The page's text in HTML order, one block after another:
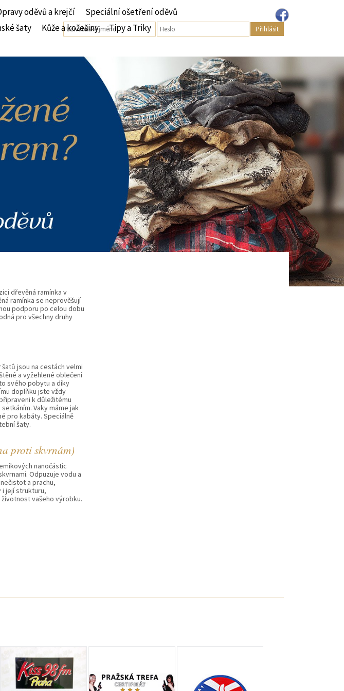
oděvů a krejčí
Speciální ošetření oděvů
šaty Kůže a kožešiny Tipy a Triky
dřevěná ramínka v
ramínka se neprověšují
podporu po celou dobu
pro všechny druhy
šatů jsou na cestách velmi
a vyžehlené oblečení
svého pobytu a díky
doplňku jste vždy
k důležitému
Vaky máme jak
pro kabáty. Speciálně
šaty.
proti skvrnám)
nanočástic
Odpuzuje vodu a
a prachu,
i její strukturu,
vašeho výrobku.